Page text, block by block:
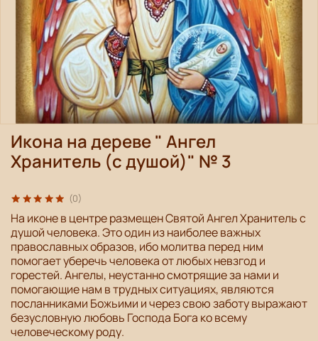
(0)
Икона на дереве " Ангел
Хранитель (с душой)" № 3
На иконе в центре размещен Святой Ангел Хранитель с
душой человека. Это один из наиболее важных
православных образов, ибо молитва перед ним
помогает уберечь человека от любых невзгод и
горестей. Ангелы, неустанно смотрящие за нами и
помогающие нам в трудных ситуациях, являются
посланниками Божьими и через свою заботу выражают
безусловную любовь Господа Бога ко всему
человеческому роду.